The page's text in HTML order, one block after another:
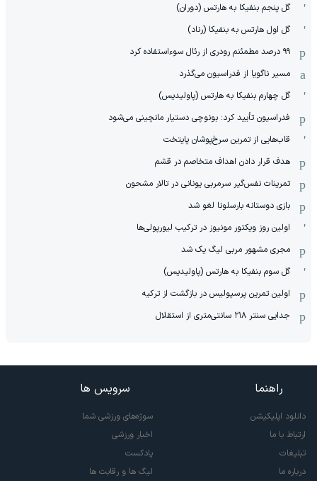
گل پنجم بنفیکا به هارتس (دوران)
گل اول هارتس به بنفیکا (رناد)
۹۹ درصد مطمئنم رودری از رئال سوءاستفاده کرد
مسیر ناگویا از فدراسیون می‌گذرد
گل چهارم بنفیکا به هارتس (پاولیدیس)
فدراسیون تأیید کرد: بونوچی دستیار مانچینی می‌شود
قاب‌هایی از تمرین سرخ‌پوشان پایتخت
هدف قرار دادن اهداف متخاصم در قشم
‏تمرینات نفس‌گیر سرمربی یونانی در تالار مشحون
بازی دوستانه بارسلونا لغو شد
اولین روز ویکتور مونیوز در ترکیب لیورپولی‌ها
مجری مشهور مربی لیگ یک شد
گل سوم بنفیکا به هارتس (پاولیدیس)
اولین تمرین پرسپولیس در بازگشت از ترکیه
جدایی سنتر ۲۱۸ سانتی‌متری از استقلال
راهنما
دانلود اپلیکیشن
ارتباط با ما
تبلیغات
درباره ما
سرویس ها
سوژه‌های ورزشی شما
اخبار ورزشی
پادکست
لیگ ها و رقابت ها